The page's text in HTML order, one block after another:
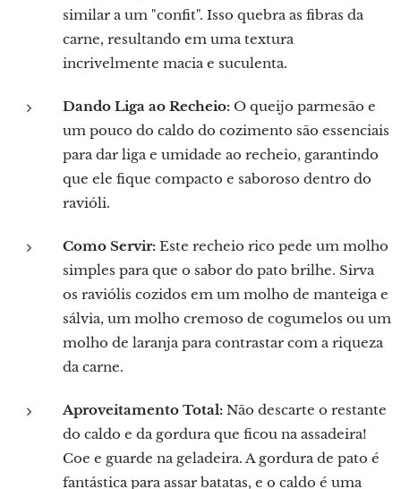
similar a um "confit". Isso quebra as fibras da
carne, resultando em uma textura
incrivelmente macia e suculenta.
Dando Liga ao Recheio: O queijo parmesão e
um pouco do caldo do cozimento são essenciais
para dar liga e umidade ao recheio, garantindo
que ele fique compacto e saboroso dentro do
ravióli.
Como Servir: Este recheio rico pede um molho
simples para que o sabor do pato brilhe. Sirva
os raviólis cozidos em um molho de manteiga e
sálvia, um molho cremoso de cogumelos ou um
molho de laranja para contrastar com a riqueza
da carne.
Aproveitamento Total: Não descarte o restante
do caldo e da gordura que ficou na assadeira!
Coe e guarde na geladeira. A gordura de pato é
fantástica para assar batatas, e o caldo é uma